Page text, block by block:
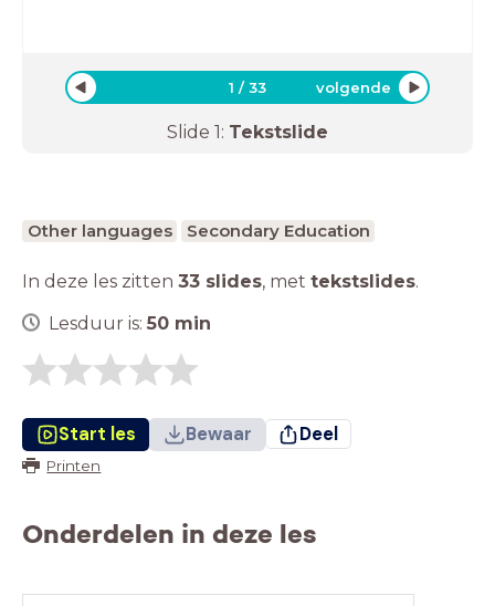
1 /33 volgende
Slide 1: Tekstslide
Other languages Secondary Education
In deze les zitten 33 slides, met tekstslides.
Lesduur is: 50 min
Start les Bewaar Deel
Printen
Onderdelen in deze les